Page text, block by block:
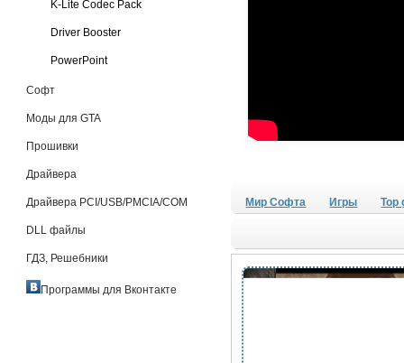
K-Lite Codec Pack
Driver Booster
PowerPoint
Софт
Моды для GTA
Прошивки
Драйвера
Драйвера PCI/USB/PMCIA/COM
DLL файлы
ГДЗ, Решебники
Программы для Вконтакте
Мир Софта Игры Top